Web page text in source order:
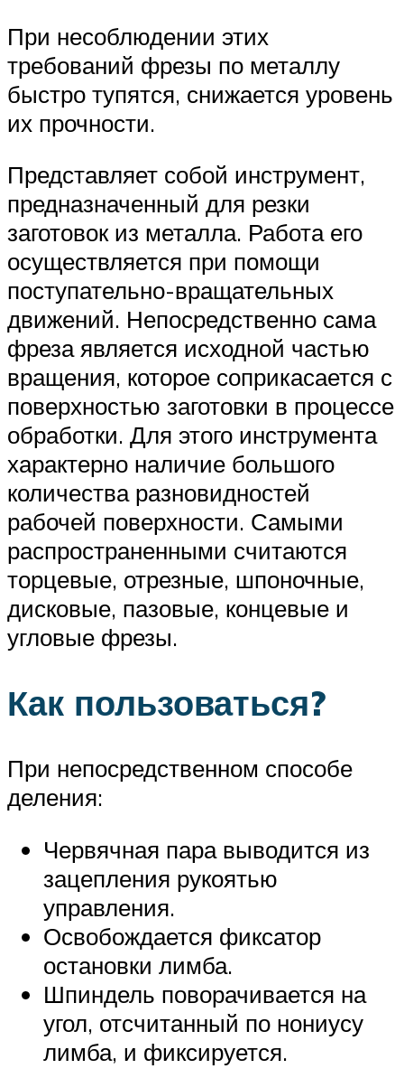
При несоблюдении этих
требований фрезы по металлу
быстро тупятся, снижается уровень
их прочности.
Представляет собой инструмент,
предназначенный для резки
заготовок из металла. Работа его
осуществляется при помощи
поступательно-вращательных
движений. Непосредственно сама
фреза является исходной частью
вращения, которое соприкасается с
поверхностью заготовки в процессе
обработки. Для этого инструмента
характерно наличие большого
количества разновидностей
рабочей поверхности. Самыми
распространенными считаются
торцевые, отрезные, шпоночные,
дисковые, пазовые, концевые и
угловые фрезы.
Как пользоваться?
При непосредственном способе
деления:
Червячная пара выводится из
зацепления рукоятью
управления.
Освобождается фиксатор
остановки лимба.
Шпиндель поворачивается на
угол, отсчитанный по нониусу
лимба, и фиксируется.